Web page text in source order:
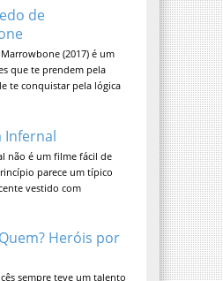
de Marrowbone
(2017) é um
que te prendem pela
antes de te
aco...
não é um filme fácil de
parece um típico
vestido com
sempre teve um talento
de si mesmo e dos outros.